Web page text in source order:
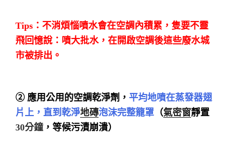
Tips： 不消煩惱噴水會在空調內積累，隻要不靈
飛回憶說：噴大批水，在開啟空調後這些廢水城
市被排出。
② 應用公用的空調乾淨劑， 平均地噴在蒸發器翅
片上，直到乾淨地磚泡沫完整籠罩 （氣密窗靜置
30分鐘，等候污漬崩潰）